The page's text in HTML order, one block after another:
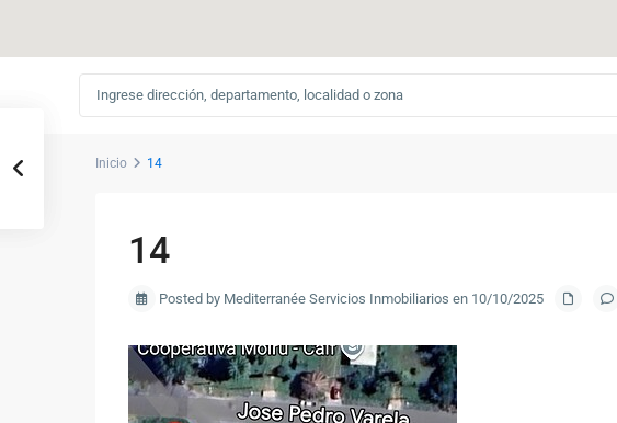
Inicio 14
14
Posted by Mediterranée Servicios Inmobiliarios en 10/10/2025